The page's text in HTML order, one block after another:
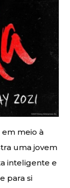
em meio à
uma jovem
inteligente e
para si